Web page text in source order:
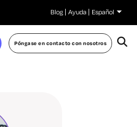
Blog Ayuda Español
Póngase en contacto con nosotros